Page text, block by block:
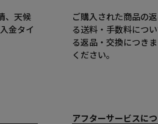
、天候
金タイ
ご購入された商品の
る送料・手数料につ
る返品・交換につき
ください。
アフターサービスに